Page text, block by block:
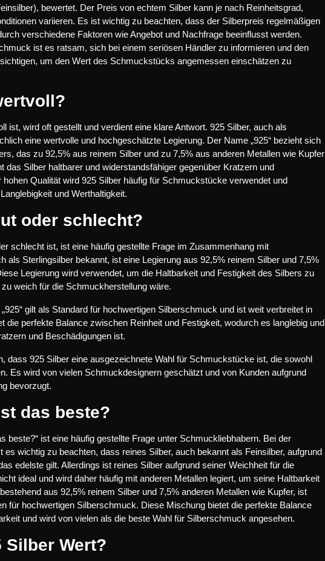
bewertet. Der Preis von echtem Silber kann je nach Reinheitsgrad,
variieren. Es ist wichtig zu beachten, dass der Silberpreis regelmäßigen
verschiedene Faktoren wie Angebot und Nachfrage beeinflusst werden.
ist es ratsam, sich bei einem seriösen Händler zu informieren und den
um den Wert des Schmuckstücks angemessen einschätzen zu
ist, wird oft gestellt und verdient eine klare Antwort. 925 Silber, auch als
eine wertvolle und hochgeschätzte Legierung. Der Name „925“ bezieht sich
das zu 92,5% aus reinem Silber und zu 7,5% aus anderen Metallen wie Kupfer
das Silber haltbarer und widerstandsfähiger gegenüber Kratzern und
hohen Qualität wird 925 Silber häufig für Schmuckstücke verwendet und
und Werthaltigkeit.
oder schlecht?
schlecht ist, ist eine häufig gestellte Frage im Zusammenhang mit
als Sterlingsilber bekannt, ist eine Legierung aus 92,5% reinem Silber und 7,5%
Legierung wird verwendet, um die Haltbarkeit und Festigkeit des Silbers zu
weich für die Schmuckherstellung wäre.
gilt als Standard für hochwertigen Silberschmuck und ist weit verbreitet in
die perfekte Balance zwischen Reinheit und Festigkeit, wodurch es langlebig und
und Beschädigungen ist.
dass 925 Silber eine ausgezeichnete Wahl für Schmuckstücke ist, die sowohl
Es wird von vielen Schmuckdesignern geschätzt und von Kunden aufgrund
bevorzugt.
das beste?
beste?“ ist eine häufig gestellte Frage unter Schmuckliebhabern. Bei der
wichtig zu beachten, dass reines Silber, auch bekannt als Feinsilber, aufgrund
edelste gilt. Allerdings ist reines Silber aufgrund seiner Weichheit für die
ideal und wird daher häufig mit anderen Metallen legiert, um seine Haltbarkeit
aus 92,5% reinem Silber und 7,5% anderen Metallen wie Kupfer, ist
für hochwertigen Silberschmuck. Diese Mischung bietet die perfekte Balance
und wird von vielen als die beste Wahl für Silberschmuck angesehen.
Silber Wert?